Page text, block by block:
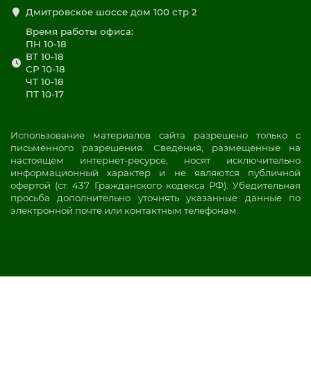
Дмитровское шоссе дом 100 стр 2
Время работы офиса:
ПН 10-18
ВТ 10-18
СР 10-18
ЧТ 10-18
ПТ 10-17
Использование материалов сайта разрешено только с
письменного разрешения. Сведения, размещенные на
настоящем интернет-ресурсе, носят исключительно
информационный характер и не являются публичной
офертой (ст. 437 Гражданского кодекса РФ). Убедительная
просьба дополнительно уточнять указанные данные по
электронной почте или контактным телефонам.